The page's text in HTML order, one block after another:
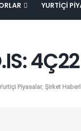
YURTIÇI
Piyasalar, Şirket